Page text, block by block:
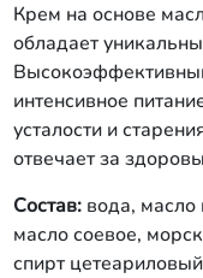
Крем на основе
обладает
интенсивное
усталости и
отвечает за
Состав: вода,
масло соевое,
спирт